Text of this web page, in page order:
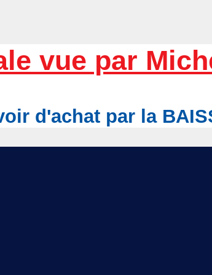
vue par
d'achat par la